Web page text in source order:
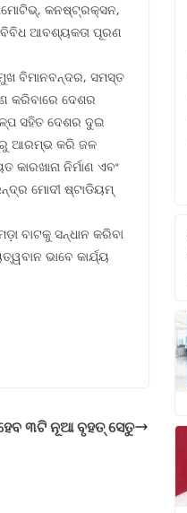
କନଷ୍ଟ୍ରକ୍ସନ,
ଆବଶ୍ୟକତା ପୂରଣ
ବିମାନବନ୍ଦର, ସମସ୍ତ
କରିବାରେ ଦେଶର
ସହିତ ଦେଶର ଦୁଇ
ଆରମ୍ଭ କରି ଜଳ
ନିର୍ମାଣ ଏବଂ
ମୋଦୀ ଷ୍ଟାଡିୟମ୍
ବାଟକୁ ସନ୍ଧାନ କରିବା
ଭାବେ କାର୍ଯ୍ୟ
୩ଟି ନୂଆ ବୃହତ୍ ସେତୁ